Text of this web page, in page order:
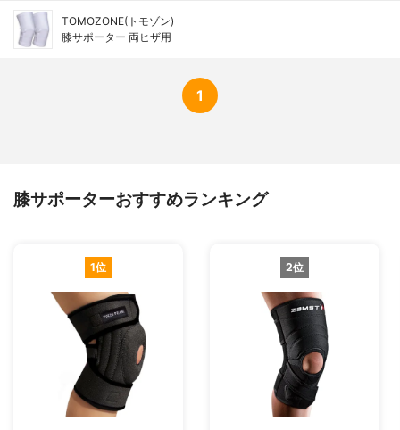
TOMOZONE(トモゾン)
膝サポーター 両ヒザ用
1
膝サポーターおすすめランキング
1位 2位